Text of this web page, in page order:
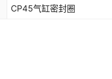
CP45气缸密封圈